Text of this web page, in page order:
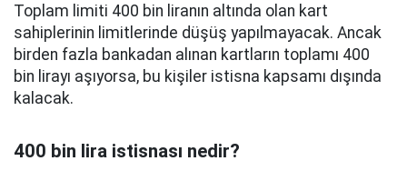
Toplam limiti 400 bin liranın altında olan kart
sahiplerinin limitlerinde düşüş yapılmayacak. Ancak
birden fazla bankadan alınan kartların toplamı 400
bin lirayı aşıyorsa, bu kişiler istisna kapsamı dışında
kalacak.
400 bin lira istisnası nedir?